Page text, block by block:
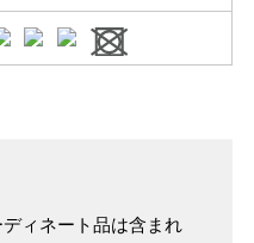
ィネート品は含まれ